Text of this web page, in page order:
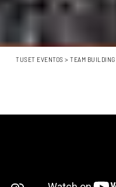
TUSET EVENTOS >TEAM BUILDING